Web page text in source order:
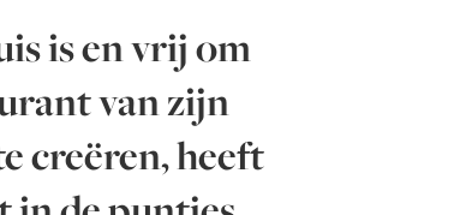
is en vrij om
van zijn
creëren, heeft